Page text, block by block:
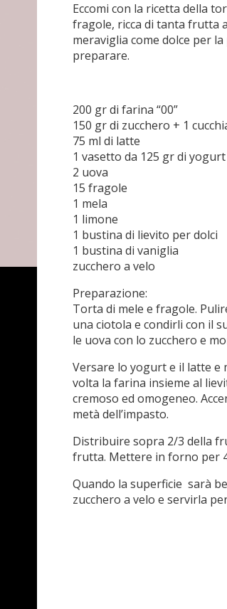
Eccomi con la ricetta della
fragole, ricca di tanta frutta
meraviglia come dolce per
preparare.
200 gr di farina “00”
150 gr di zucchero + 1
75 ml di latte
1 vasetto da 125 gr di
2 uova
15 fragole
1 mela
1 limone
1 bustina di lievito per dolci
1 bustina di vaniglia
zucchero a velo
Preparazione:
Torta di mele e fragole.
una ciotola e condirli con il
le uova con lo zucchero e
Versare lo yogurt e il latte e
volta la farina insieme al
cremoso ed omogeneo.
metà dell’impasto.
Distribuire sopra 2/3 della
frutta. Mettere in forno per
Quando la superficie sarà
zucchero a velo e servirla